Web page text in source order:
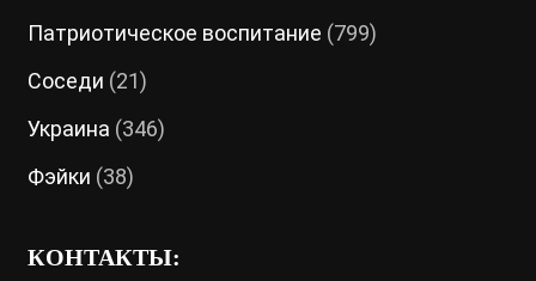
Патриотическое воспитание (799)
Соседи (21)
Украина (346)
Фэйки (38)
КОНТАКТЫ: